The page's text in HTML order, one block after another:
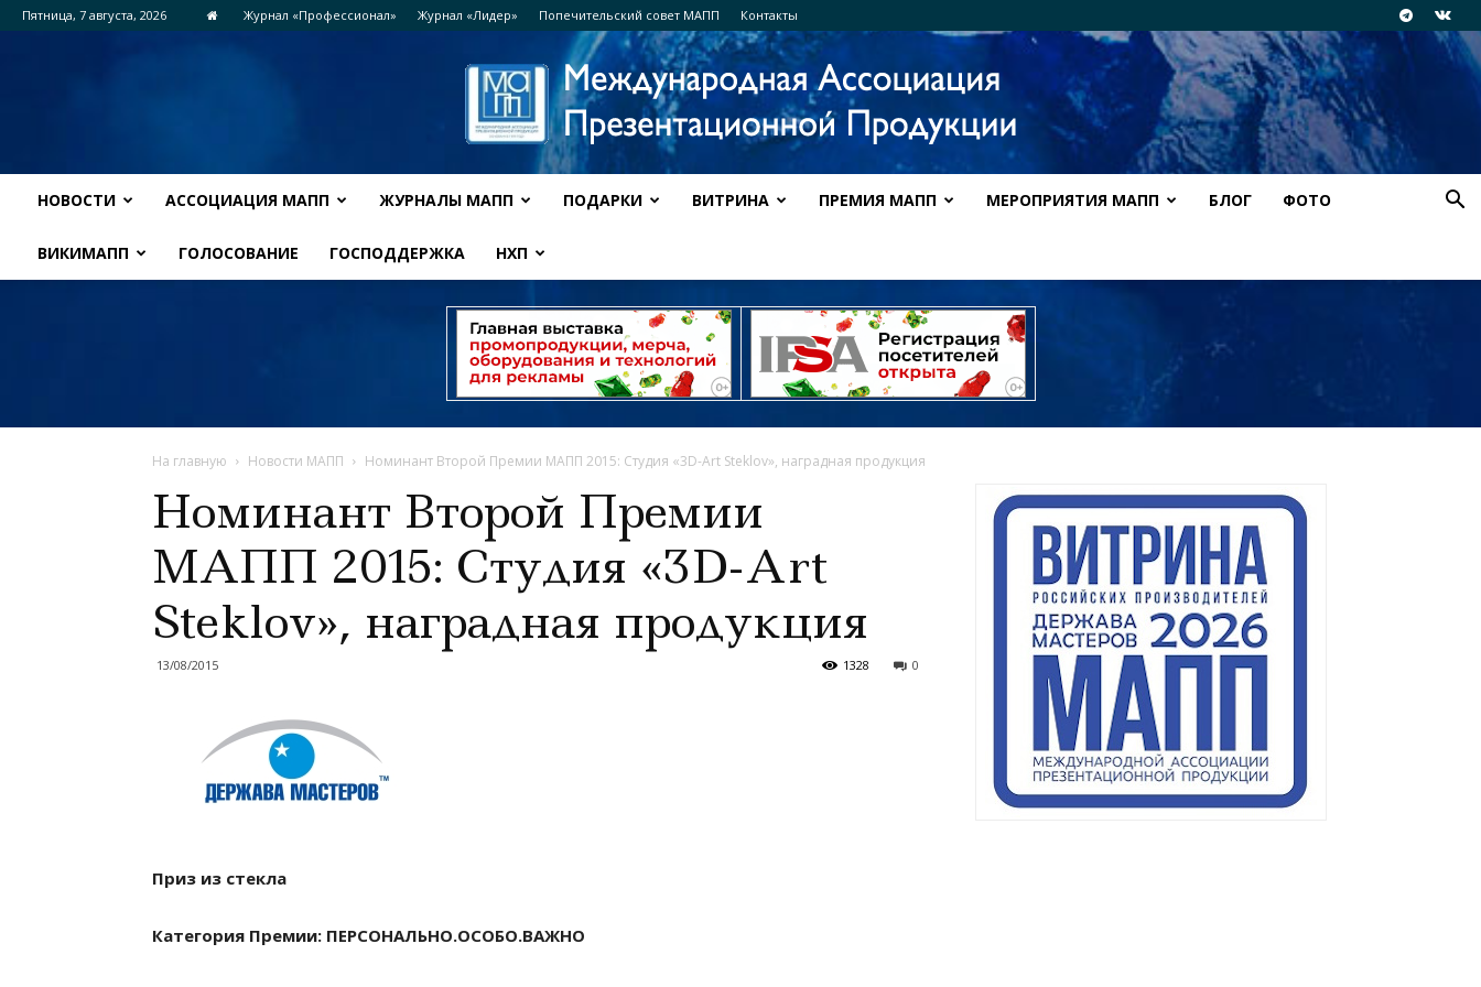
Пятница, 7 августа, 2026 Журнал «Профессионал» Журнал «Лидер» Попечительский совет МАПП Контакты
НОВОСТИ АССОЦИАЦИЯ МАПП ЖУРНАЛЫ МАПП ПОДАРКИ ВИТРИНА ПРЕМИЯ МАПП МЕРОПРИЯТИЯ МАПП БЛОГ ФОТО
ВИКИМАПП ГОЛОСОВАНИЕ ГОСПОДДЕРЖКА НХП
На главную Новости МАПП Номинант Второй Премии МАПП 2015: Студия «3D-Art Steklov», наградная продукция
Номинант Второй Премии
МАПП 2015: Студия «3D-Art
Steklov», наградная продукция
13/08/2015 0
1328
Приз из стекла
Категория Премии: ПЕРСОНАЛЬНО.ОСОБО.ВАЖНО